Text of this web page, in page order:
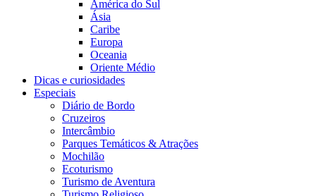
América do Sul
Ásia
Caribe
Europa
Oceania
Oriente Médio
Dicas e curiosidades
Especiais
Diário de Bordo
Cruzeiros
Intercâmbio
Parques Temáticos & Atrações
Mochilão
Ecoturismo
Turismo de Aventura